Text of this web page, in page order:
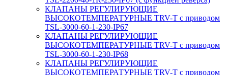
КЛАПАНЫ РЕГУЛИРУЮЩИЕ
ВЫСОКОТЕМПЕРАТУРНЫЕ TRV-T с приводом
TSL-3000-60-1-230-IP67
КЛАПАНЫ РЕГУЛИРУЮЩИЕ
ВЫСОКОТЕМПЕРАТУРНЫЕ TRV-T с приводом
TSL-3000-60-1-230-IP68
КЛАПАНЫ РЕГУЛИРУЮЩИЕ
ВЫСОКОТЕМПЕРАТУРНЫЕ TRV-T с приводом